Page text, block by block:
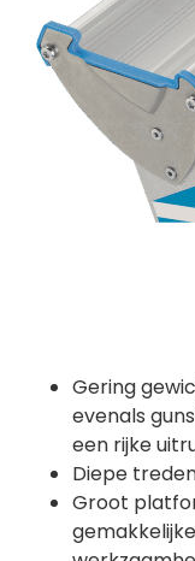
Gering
evenals
een rijke
Diepe
Groot